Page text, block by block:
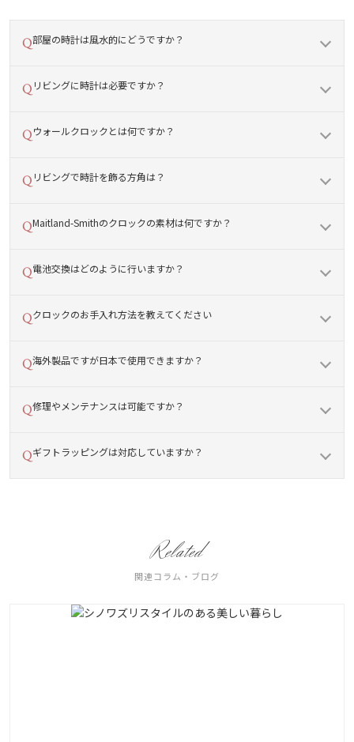
部屋の時計は風水的にどうですか？
リビングに時計は必要ですか？
ウォールクロックとは何ですか？
リビングで時計を飾る方角は？
Maitland-Smithのクロックの素材は何ですか？
電池交換はどのように行いますか？
クロックのお手入れ方法を教えてください
海外製品ですが日本で使用できますか？
修理やメンテナンスは可能ですか？
ギフトラッピングは対応していますか？
Related
関連コラム・ブログ